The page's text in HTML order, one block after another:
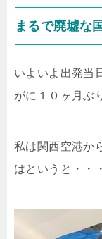
まるで廃墟な
いよいよ出発当
がに１０ヶ月ぶ
私は関西空港か
はというと・・・